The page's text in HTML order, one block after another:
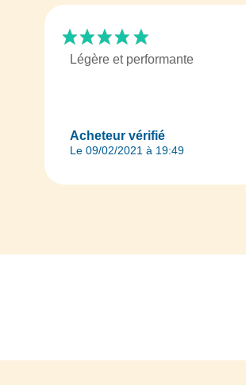
Acheteur vérifié
Le 09/02/2021 à 19:49
Légère et performante